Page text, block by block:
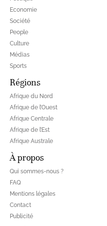
Economie
Société
People
Culture
Médias
Sports
Régions
Afrique du Nord
Afrique de l’Ouest
Afrique Centrale
Afrique de l’Est
Afrique Australe
À propos
Qui sommes-nous ?
FAQ
Mentions légales
Contact
Publicité